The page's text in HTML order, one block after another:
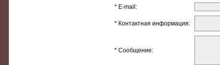
* E-mail:
* Контактная информация:
* Сообщение: